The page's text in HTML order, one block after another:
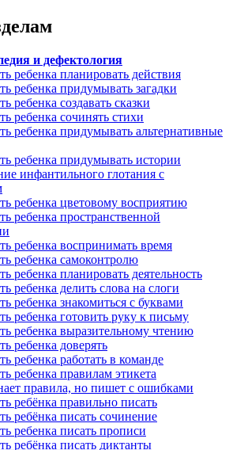
и дефектология
ребенка планировать действия
ребенка придумывать загадки
ребенка создавать сказки
ребенка сочинять стихи
ребенка придумывать альтернативные
ребенка придумывать истории
инфантильного глотания с
ребенка цветовому восприятию
ребенка пространственной
ребенка воспринимать время
ребенка самоконтролю
ребенка планировать деятельность
ребенка делить слова на слоги
ребенка знакомиться с буквами
ребенка готовить руку к письму
ребенка выразительному чтению
ребенка доверять
ребенка работать в команде
ребенка правилам этикета
правила, но пишет с ошибками
ребёнка правильно писать
ребёнка писать сочинение
ребенка писать прописи
ребёнка писать диктанты